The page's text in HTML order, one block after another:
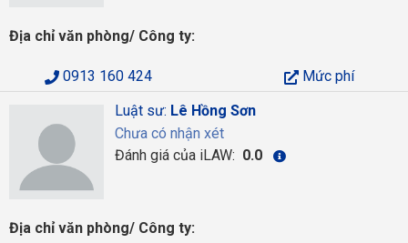
Địa chỉ văn phòng/ Công ty:
0913 160 424
Mức phí
Luật sư: Lê Hồng Sơn
Chưa có nhận xét
Đánh giá của iLAW: 0.0
Địa chỉ văn phòng/ Công ty: